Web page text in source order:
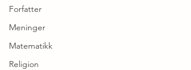
Forfatter
Meninger
Matematikk
Religion